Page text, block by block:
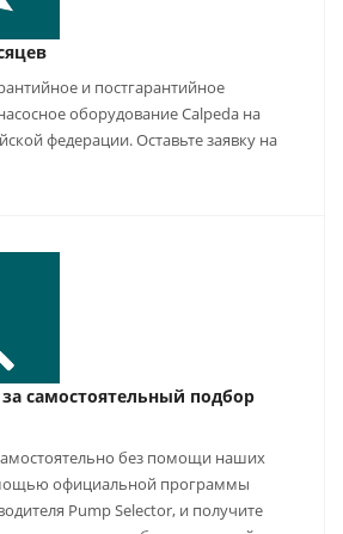
и постгарантийное
оборудование Calpeda на
федерации. Оставьте заявку на
самостоятельный подбор
без помощи наших
официальной программы
Pump Selector, и получите